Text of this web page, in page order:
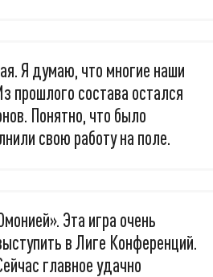
Я думаю, что многие наши
прошлого состава остался
Понятно, что было
свою работу на поле.
Эта игра очень
в Лиге Конференций.
главное удачно